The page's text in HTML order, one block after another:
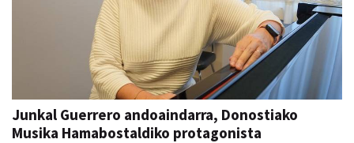
Junkal Guerrero andoaindarra, Donostiako
Musika Hamabostaldiko protagonista